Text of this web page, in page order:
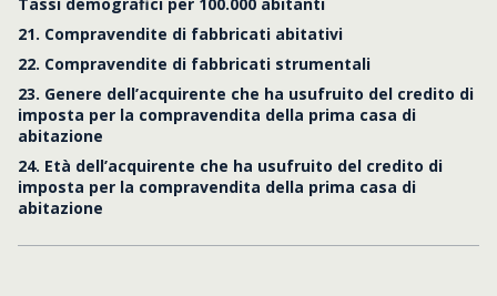
21. Compravendite di fabbricati abitativi
22. Compravendite di fabbricati strumentali
23. Genere dell’acquirente che ha usufruito del credito di
imposta per la compravendita della prima casa di
abitazione
24. Età dell’acquirente che ha usufruito del credito di
imposta per la compravendita della prima casa di
abitazione
Tabella 19. Agevolazione prima casa per genere dell'acquirente
Femmine
Maschi
N
% N
Compravendita di fabbricato
Compravendita dell'usufrutto di fabbricato
1.752 1,30 1.307 0,94
Compravendita di altri diritti di fabbricato
732 0,54 713
Totale